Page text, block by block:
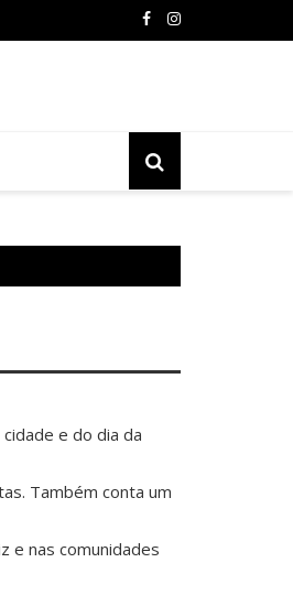
e do dia da
Também conta um
e nas comunidades